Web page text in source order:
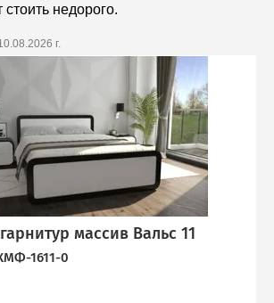
стоить недорого.
г.
массив Вальс 11
1611-0